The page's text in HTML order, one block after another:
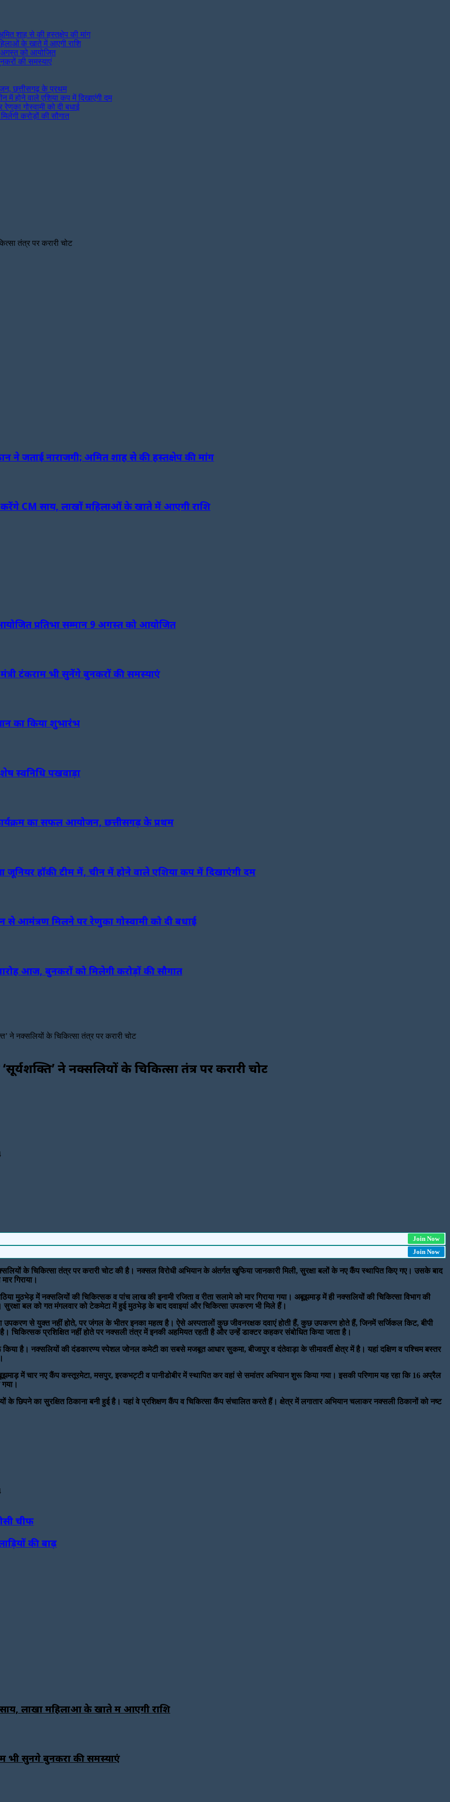
शाह से की हस्तक्षेप की मांग
के खाते में आएगी राशि
अगस्त को आयोजित
की समस्याएं
छत्तीसगढ़ के प्रथम
में होने वाले एशिया कप में दिखाएंगी दम
गोस्वामी को दी बधाई
करोड़ों की सौगात
तंत्र पर करारी चोट
ने जताई नाराजगी; अमित शाह से की हस्तक्षेप की मांग
करेंगे CM साय, लाखों महिलाओं के खाते में आएगी राशि
प्रतिभा सम्मान 9 अगस्त को आयोजित
टंकराम भी सुनेंगे बुनकरों की समस्याएं
का किया शुभारंभ
स्वनिधि पखवाड़ा
का सफल आयोजन, छत्तीसगढ़ के प्रथम
जूनियर हॉकी टीम में, चीन में होने वाले एशिया कप में दिखाएंगी दम
से आमंत्रण मिलने पर रेणुका गोस्वामी को दी बधाई
आज, बुनकरों को मिलेगी करोड़ों की सौगात
ने नक्सलियों के चिकित्सा तंत्र पर करारी चोट
ने नक्सलियों के चिकित्सा तंत्र पर करारी चोट
Join Now
Join Now
के चिकित्सा तंत्र पर करारी चोट की है। नक्सल विरोधी अभियान के अंतर्गत खुफिया जानकारी मिली, सुरक्षा बलों के नए कैंप स्थापित किए गए। उसके बाद
गिराया।
मुठभेड़ में नक्सलियों की चिकित्सक व पांच लाख की इनामी रजिता व रीता सलामे को मार गिराया गया। अबूझमाड़ में ही नक्सलियों की चिकित्सा विभाग की
बल को गत मंगलवार को टेकमेटा में हुई मुठभेड़ के बाद दवाइयां और चिकित्सा उपकरण भी मिले हैं।
से युक्त नहीं होते, पर जंगल के भीतर इनका महत्व है। ऐसे अस्पतालों कुछ जीवनरक्षक दवाएं होती हैं, कुछ उपकरण होते हैं, जिनमें सर्जिकल किट, बीपी
चिकित्सक प्रशिक्षित नहीं होते पर नक्सली तंत्र में इनकी अहमियत रहती है और उन्हें डाक्टर कहकर संबोधित किया जाता है।
किया है। नक्सलियों की दंडकारण्य स्पेशल जोनल कमेटी का सबसे मजबूत आधार सुकमा, बीजापुर व दंतेवाड़ा के सीमावर्ती क्षेत्र में है। यहां दक्षिण व पश्चिम बस्तर
में चार नए कैंप कस्तूरमेटा, मसपुर, इरकभट्टी व पानीडोबीर में स्थापित कर वहां से समांतर अभियान शुरू किया गया। इसकी परिणाम यह रहा कि 16 अप्रैल
के छिपने का सुरक्षित ठिकाना बनी हुई है। यहां वे प्रशिक्षण कैंप व चिकित्सा कैंप संचालित करते हैं। क्षेत्र में लगातार अभियान चलाकर नक्सली ठिकानों को नष्ट
चीफ
की बाढ़
लाखों महिलाओं के खाते में आएगी राशि
भी सुनेंगे बुनकरों की समस्याएं